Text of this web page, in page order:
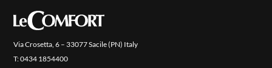
Via Crosetta, 6 – 33077 Sacile (PN) Italy
T:0434 1854400